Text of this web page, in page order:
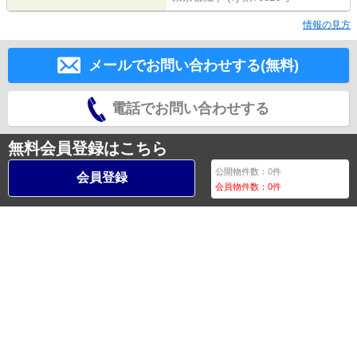
情報の見方
メールでお問い合わせする(無料)
電話でお問い合わせする
無料会員登録はこちら
会員登録 公開物件数：0件
会員物件数：0件